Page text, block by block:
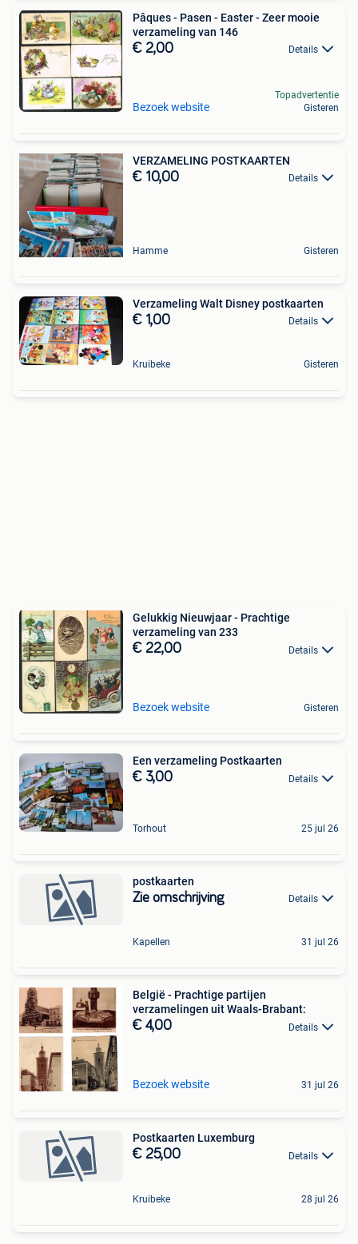
Pâques - Pasen - Easter - Zeer mooie
verzameling van 146
€ 2,00 Details
Bezoek website
Topadvertentie
Gisteren
VERZAMELING POSTKAARTEN
€ 10,00 Details
Hamme Gisteren
Verzameling Walt Disney postkaarten
€ 1,00 Details
Kruibeke Gisteren
Gelukkig Nieuwjaar - Prachtige
verzameling van 233
€ 22,00 Details
Bezoek website Gisteren
Een verzameling Postkaarten
€ 3,00 Details
Torhout 25 jul 26
postkaarten
Zie omschrijving Details
Kapellen 31 jul 26
België - Prachtige partijen
verzamelingen uit Waals-Brabant:
€ 4,00 Details
Bezoek website 31 jul 26
Postkaarten Luxemburg
€ 25,00 Details
Kruibeke 28 jul 26